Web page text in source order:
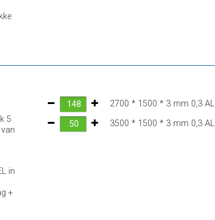
5
in
+
2700 * 1500 * 3 mm 0,3 AL
3500 * 1500 * 3 mm 0,3 AL